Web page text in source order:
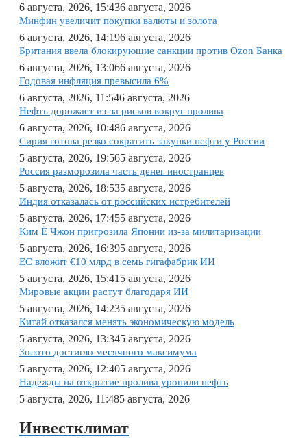
6 августа, 2026, 15:436 августа, 2026
Минфин увеличит покупки валюты и золота
6 августа, 2026, 14:196 августа, 2026
Британия ввела блокирующие санкции против Ozon Банка
6 августа, 2026, 13:066 августа, 2026
Годовая инфляция превысила 6%
6 августа, 2026, 11:546 августа, 2026
Нефть дорожает из-за рисков вокруг пролива
6 августа, 2026, 10:486 августа, 2026
Сирия готова резко сократить закупки нефти у России
5 августа, 2026, 19:565 августа, 2026
Россия разморозила часть денег иностранцев
5 августа, 2026, 18:535 августа, 2026
Индия отказалась от российских истребителей
5 августа, 2026, 17:455 августа, 2026
Ким Ё Чжон пригрозила Японии из-за милитаризации
5 августа, 2026, 16:395 августа, 2026
ЕС вложит €10 млрд в семь гигафабрик ИИ
5 августа, 2026, 15:415 августа, 2026
Мировые акции растут благодаря ИИ
5 августа, 2026, 14:235 августа, 2026
Китай отказался менять экономическую модель
5 августа, 2026, 13:345 августа, 2026
Золото достигло месячного максимума
5 августа, 2026, 12:405 августа, 2026
Надежды на открытие пролива уронили нефть
5 августа, 2026, 11:485 августа, 2026
Инвестклимат